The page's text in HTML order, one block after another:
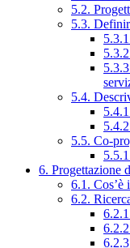
5.2.
5.3.
5.4.
5.5. Co-
6. Progettazione
6.1. Cos’è
6.2.